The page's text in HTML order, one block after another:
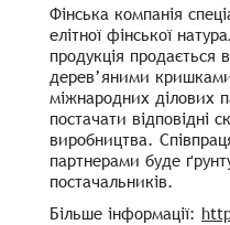
Фінська компанія
елітної фінської
продукція продається
дерев’яними
міжнародних ділових
постачати відповідні
виробництва.
партнерами буде
постачальників.
Більше інформації: